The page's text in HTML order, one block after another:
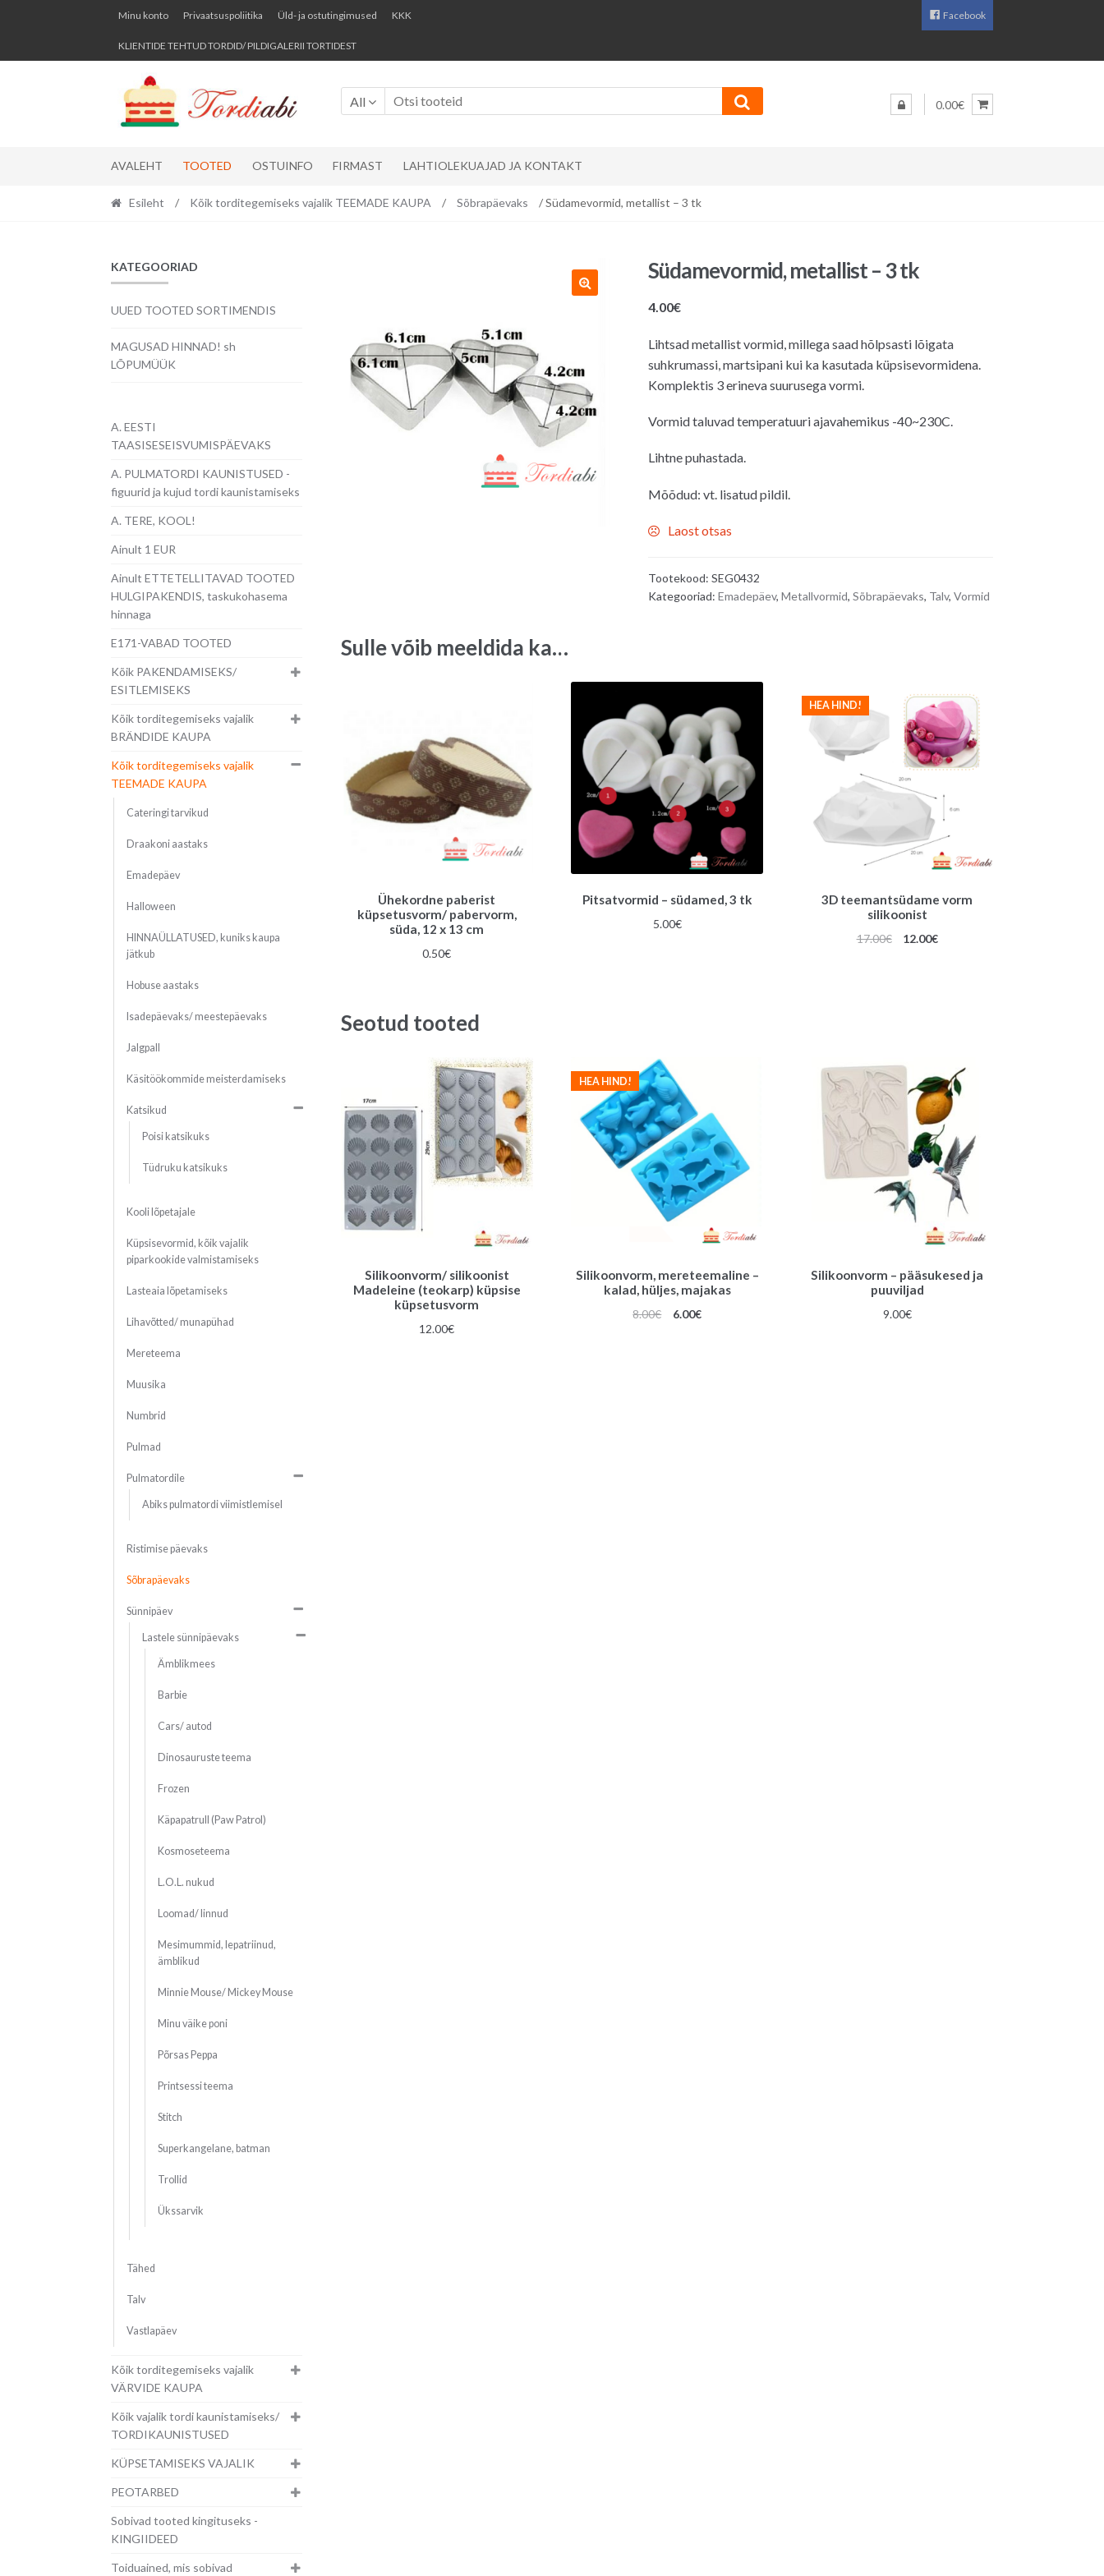
Skip
navigation
Skip
content
Minu konto Privaatsuspoliitika Üld- ja ostutingimused KKK
KLIENTIDE TEHTUD TORDID/ PILDIGALERII TORTIDEST
Facebook
All 0.00€
AVALEHT TOOTED OSTUINFO FIRMAST LAHTIOLEKUAJAD JA KONTAKT
Esileht / Kõik torditegemiseks vajalik TEEMADE KAUPA / Sõbrapäevaks / Südamevormid, metallist – 3 tk
Südamevormid, metallist – 3 tk
4.00€
Lihtsad metallist vormid, millega saad hõlpsasti lõigata
suhkrumassi, martsipani kui ka kasutada küpsisevormidena.
Komplektis 3 erineva suurusega vormi.
Vormid taluvad temperatuuri ajavahemikus -40~230C.
Lihtne puhastada.
Mõõdud: vt. lisatud pildil.
Laost otsas
Tootekood: SEG0432
Kategooriad: Emadepäev, Metallvormid, Sõbrapäevaks, Talv, Vormid
Sulle võib meeldida ka…
Ühekordne paberist
küpsetusvorm/ pabervorm,
süda, 12 x 13 cm
0.50€
Pitsatvormid – südamed, 3 tk
5.00€
3D teemantsüdame vorm
silikoonist
HEA HIND!
17.00€
Algne
12.00€Praegune
Seotud tooted
Silikoonvorm/ silikoonist
Madeleine (teokarp) küpsise
küpsetusvorm
12.00€
Silikoonvorm, mereteemaline –
kalad, hüljes, majakas
HEA HIND!
8.00€
Algne
6.00€Praegune
Silikoonvorm – pääsukesed ja
puuviljad
9.00€
KATEGOORIAD
UUED TOOTED SORTIMENDIS
MAGUSAD HINNAD! sh
LÕPUMÜÜK
A. EESTI
TAASISESEISVUMISPÄEVAKS
A. PULMATORDI KAUNISTUSED -
figuurid ja kujud tordi kaunistamiseks
A. TERE, KOOL!
Ainult 1 EUR
Ainult ETTETELLITAVAD TOOTED
HULGIPAKENDIS, taskukohasema
hinnaga
E171-VABAD TOOTED
Kõik PAKENDAMISEKS/
ESITLEMISEKS
Kõik torditegemiseks vajalik
BRÄNDIDE KAUPA
Kõik torditegemiseks vajalik
TEEMADE KAUPA
Cateringi tarvikud
Draakoni aastaks
Emadepäev
Halloween
HINNAÜLLATUSED, kuniks kaupa
jätkub
Hobuse aastaks
Isadepäevaks/ meestepäevaks
Jalgpall
Käsitöökommide meisterdamiseks
Katsikud
Poisi katsikuks
Tüdruku katsikuks
Kooli lõpetajale
Küpsisevormid, kõik vajalik
piparkookide valmistamiseks
Lasteaia lõpetamiseks
Lihavõtted/ munapühad
Mereteema
Muusika
Numbrid
Pulmad
Pulmatordile
Abiks pulmatordi viimistlemisel
Ristimise päevaks
Sõbrapäevaks
Sünnipäev
Lastele sünnipäevaks
Ämblikmees
Barbie
Cars/ autod
Dinosauruste teema
Frozen
Käpapatrull (Paw Patrol)
Kosmoseteema
L.O.L. nukud
Loomad/ linnud
Mesimummid, lepatriinud,
ämblikud
Minnie Mouse/ Mickey Mouse
Minu väike poni
Põrsas Peppa
Printsessi teema
Stitch
Superkangelane, batman
Trollid
Ükssarvik
Tähed
Talv
Vastlapäev
Kõik torditegemiseks vajalik
VÄRVIDE KAUPA
Kõik vajalik tordi kaunistamiseks/
TORDIKAUNISTUSED
KÜPSETAMISEKS VAJALIK
PEOTARBED
Sobivad tooted kingituseks -
KINGIIDEED
Toiduained, mis sobivad